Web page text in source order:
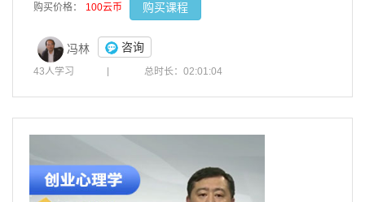
购买价格： 100云币 购买课程
冯林 咨询
43人学习 总时长：02:01:04